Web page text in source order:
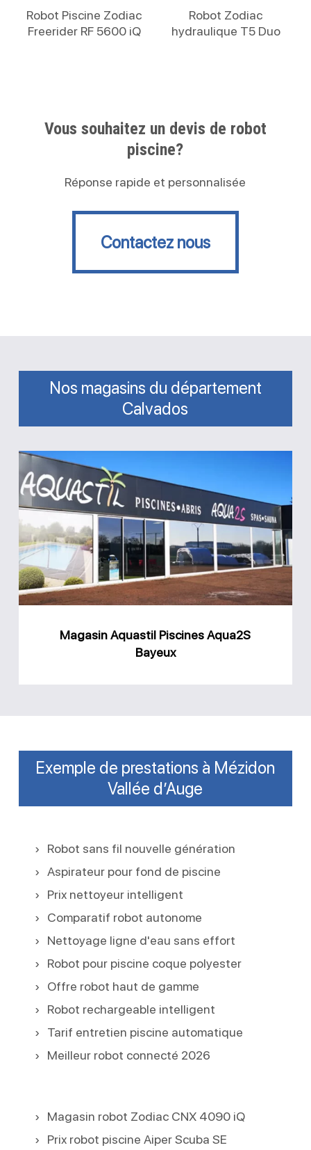
Robot Piscine Zodiac
Freerider RF 5600 iQ
Robot Zodiac
hydraulique T5 Duo
Vous souhaitez un devis de robot
piscine?
Réponse rapide et personnalisée
Contactez nous
Contactez nous
Nos magasins du département
Calvados
Aquastil
Piscines
Aqua2S
Bayeux
Magasin Aquastil Piscines Aqua2S
Bayeux
Exemple de prestations à Mézidon
Vallée d’Auge
Robot sans fil nouvelle génération
Aspirateur pour fond de piscine
Prix nettoyeur intelligent
Comparatif robot autonome
Nettoyage ligne d'eau sans effort
Robot pour piscine coque polyester
Offre robot haut de gamme
Robot rechargeable intelligent
Tarif entretien piscine automatique
Meilleur robot connecté 2026
Magasin robot Zodiac CNX 4090 iQ
Prix robot piscine Aiper Scuba SE